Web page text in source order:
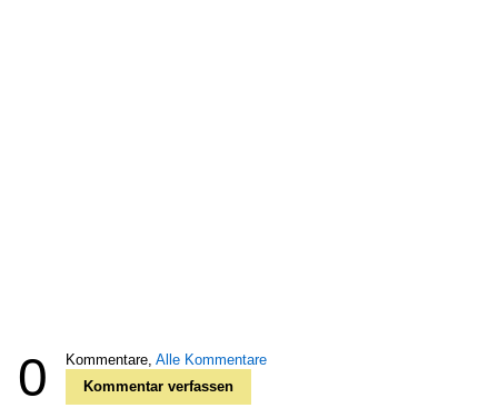
0 Kommentare, Alle Kommentare
Kommentar verfassen